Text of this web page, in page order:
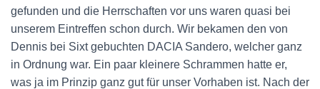
gefunden und die Herrschaften vor uns waren quasi bei
unserem Eintreffen schon durch. Wir bekamen den von
Dennis bei Sixt gebuchten DACIA Sandero, welcher ganz
in Ordnung war. Ein paar kleinere Schrammen hatte er,
was ja im Prinzip ganz gut für unser Vorhaben ist. Nach der